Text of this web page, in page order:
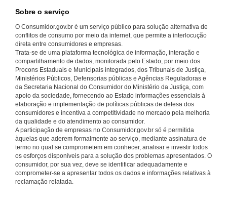
Sobre o serviço
O Consumidor.gov.br é um serviço público para solução alternativa de
conflitos de consumo por meio da internet, que permite a interlocução
direta entre consumidores e empresas.
Trata-se de uma plataforma tecnológica de informação, interação e
compartilhamento de dados, monitorada pelo Estado, por meio dos
Procons Estaduais e Municipais integrados, dos Tribunais de Justiça,
Ministérios Públicos, Defensorias públicas e Agências Reguladoras e
da Secretaria Nacional do Consumidor do Ministério da Justiça, com
apoio da sociedade, fornecendo ao Estado informações essenciais à
elaboração e implementação de políticas públicas de defesa dos
consumidores e incentiva a competitividade no mercado pela melhoria
da qualidade e do atendimento ao consumidor.
A participação de empresas no Consumidor.gov.br só é permitida
àquelas que aderem formalmente ao serviço, mediante assinatura de
termo no qual se comprometem em conhecer, analisar e investir todos
os esforços disponíveis para a solução dos problemas apresentados. O
consumidor, por sua vez, deve se identificar adequadamente e
comprometer-se a apresentar todos os dados e informações relativas à
reclamação relatada.